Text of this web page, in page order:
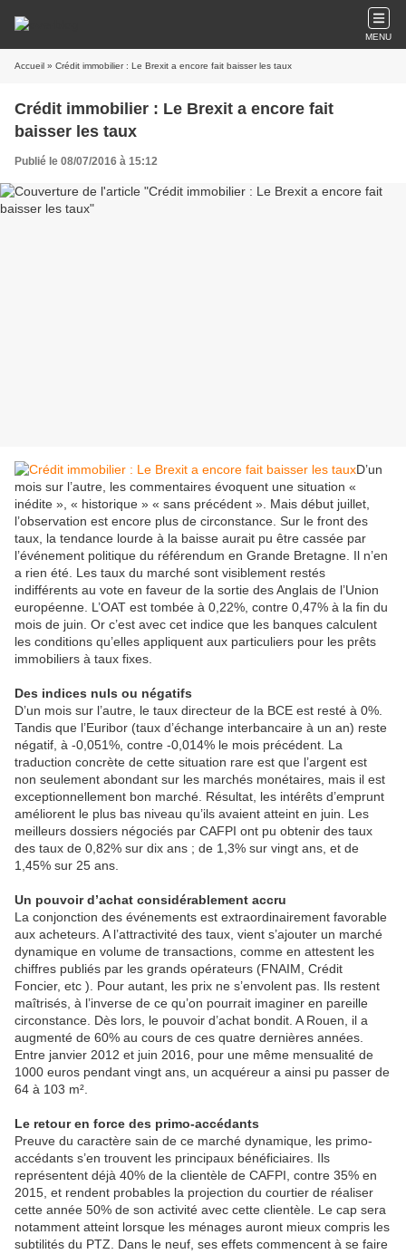
MENU
Accueil » Crédit immobilier : Le Brexit a encore fait baisser les taux
Crédit immobilier : Le Brexit a encore fait
baisser les taux
Publié le 08/07/2016 à 15:12
D’un
mois sur l’autre, les commentaires évoquent une situation «
inédite », « historique » « sans précédent ». Mais début juillet,
l’observation est encore plus de circonstance. Sur le front des
taux, la tendance lourde à la baisse aurait pu être cassée par
l’événement politique du référendum en Grande Bretagne. Il n’en
a rien été. Les taux du marché sont visiblement restés
indifférents au vote en faveur de la sortie des Anglais de l’Union
européenne. L’OAT est tombée à 0,22%, contre 0,47% à la fin du
mois de juin. Or c’est avec cet indice que les banques calculent
les conditions qu’elles appliquent aux particuliers pour les prêts
immobiliers à taux fixes.
Des indices nuls ou négatifs
D’un mois sur l’autre, le taux directeur de la BCE est resté à 0%.
Tandis que l’Euribor (taux d’échange interbancaire à un an) reste
négatif, à -0,051%, contre -0,014% le mois précédent. La
traduction concrète de cette situation rare est que l’argent est
non seulement abondant sur les marchés monétaires, mais il est
exceptionnellement bon marché. Résultat, les intérêts d’emprunt
améliorent le plus bas niveau qu’ils avaient atteint en juin. Les
meilleurs dossiers négociés par CAFPI ont pu obtenir des taux
des taux de 0,82% sur dix ans ; de 1,3% sur vingt ans, et de
1,45% sur 25 ans.
Un pouvoir d’achat considérablement accru
La conjonction des événements est extraordinairement favorable
aux acheteurs. A l’attractivité des taux, vient s’ajouter un marché
dynamique en volume de transactions, comme en attestent les
chiffres publiés par les grands opérateurs (FNAIM, Crédit
Foncier, etc ). Pour autant, les prix ne s’envolent pas. Ils restent
maîtrisés, à l’inverse de ce qu’on pourrait imaginer en pareille
circonstance. Dès lors, le pouvoir d’achat bondit. A Rouen, il a
augmenté de 60% au cours de ces quatre dernières années.
Entre janvier 2012 et juin 2016, pour une même mensualité de
1000 euros pendant vingt ans, un acquéreur a ainsi pu passer de
64 à 103 m².
Le retour en force des primo-accédants
Preuve du caractère sain de ce marché dynamique, les primo-
accédants s’en trouvent les principaux bénéficiaires. Ils
représentent déjà 40% de la clientèle de CAFPI, contre 35% en
2015, et rendent probables la projection du courtier de réaliser
cette année 50% de son activité avec cette clientèle. Le cap sera
notamment atteint lorsque les ménages auront mieux compris les
subtilités du PTZ. Dans le neuf, ses effets commencent à se faire